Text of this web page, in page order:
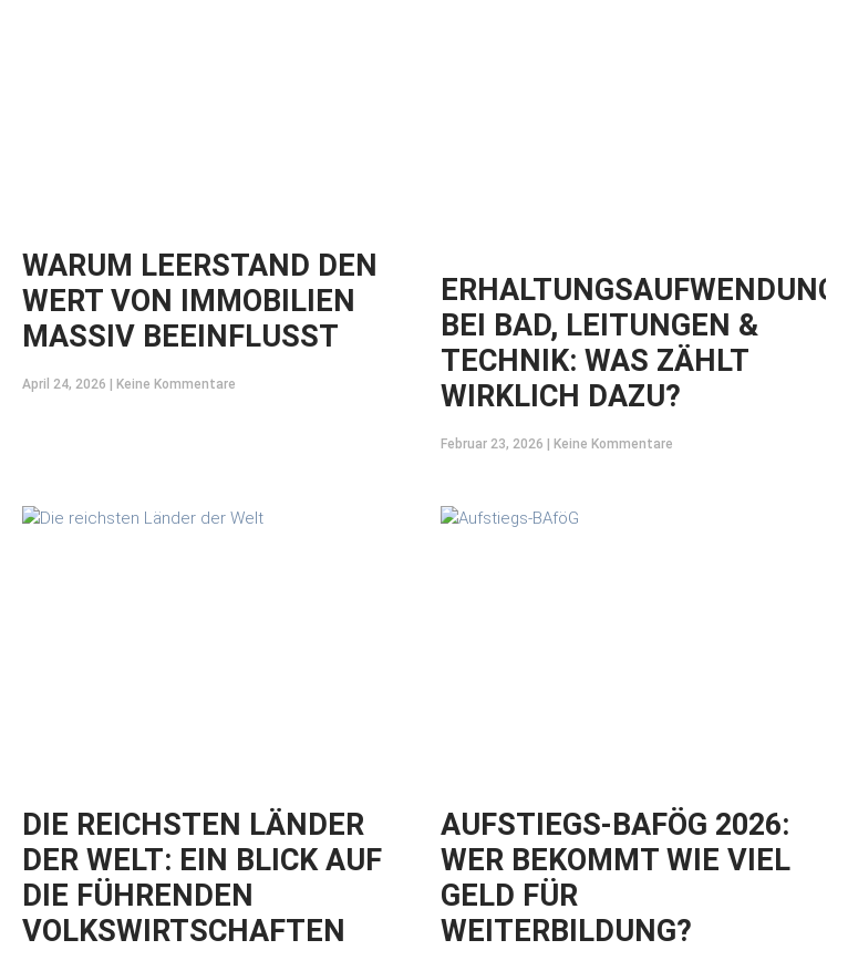
WARUM LEERSTAND DEN
WERT VON IMMOBILIEN
MASSIV BEEINFLUSST
April 24, 2026 Keine Kommentare
BEI BAD, LEITUNGEN &
TECHNIK: WAS ZÄHLT
WIRKLICH DAZU?
Februar 23, 2026 Keine Kommentare
DIE REICHSTEN LÄNDER
DER WELT: EIN BLICK AUF
DIE FÜHRENDEN
VOLKSWIRTSCHAFTEN
AUFSTIEGS-BAFÖG 2026:
WER BEKOMMT WIE VIEL
GELD FÜR
WEITERBILDUNG?